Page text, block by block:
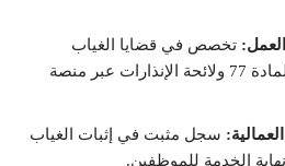
تخصص في قضايا الغياب
والفصل، مع فهم عميق للمادة 77 ولائحة الإنذارات عبر منصة
سجل مثبت في إثبات الغياب
الخدمة للموظفين.